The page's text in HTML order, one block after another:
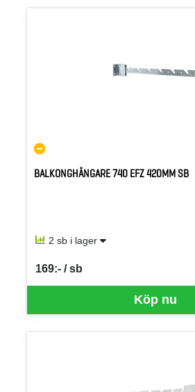
BALKONGHÄNGARE 740 EFZ 420MM SB
2 sb i lager
Köp nu
169:- / sb
SEK per SB